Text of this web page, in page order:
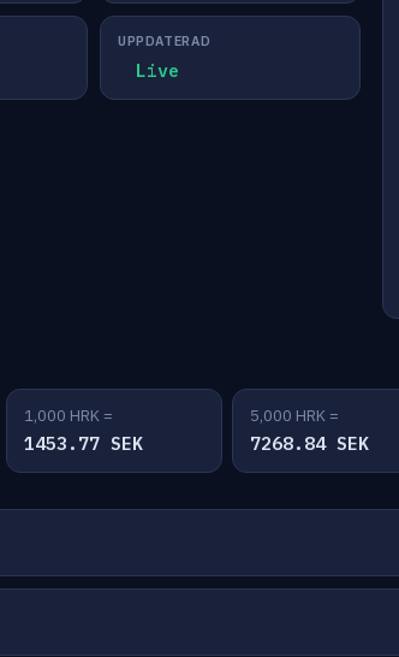
UPPDATERAD
Live
1,000 HRK =
1453.77 SEK
5,000 HRK =
7268.84 SEK